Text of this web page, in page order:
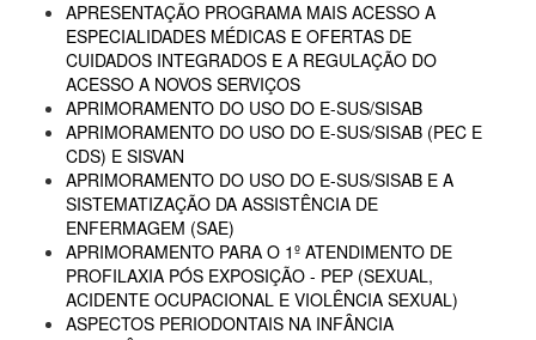
APRESENTAÇÃO PROGRAMA MAIS ACESSO A
ESPECIALIDADES MÉDICAS E OFERTAS DE
CUIDADOS INTEGRADOS E A REGULAÇÃO DO
ACESSO A NOVOS SERVIÇOS
APRIMORAMENTO DO USO DO E-SUS/SISAB
APRIMORAMENTO DO USO DO E-SUS/SISAB (PEC E
CDS) E SISVAN
APRIMORAMENTO DO USO DO E-SUS/SISAB E A
SISTEMATIZAÇÃO DA ASSISTÊNCIA DE
ENFERMAGEM (SAE)
APRIMORAMENTO PARA O 1º ATENDIMENTO DE
PROFILAXIA PÓS EXPOSIÇÃO - PEP (SEXUAL,
ACIDENTE OCUPACIONAL E VIOLÊNCIA SEXUAL)
ASPECTOS PERIODONTAIS NA INFÂNCIA